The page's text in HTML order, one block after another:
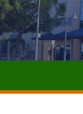
MEDIA
DOWNLOAD
SERVIZIO CLIENTI